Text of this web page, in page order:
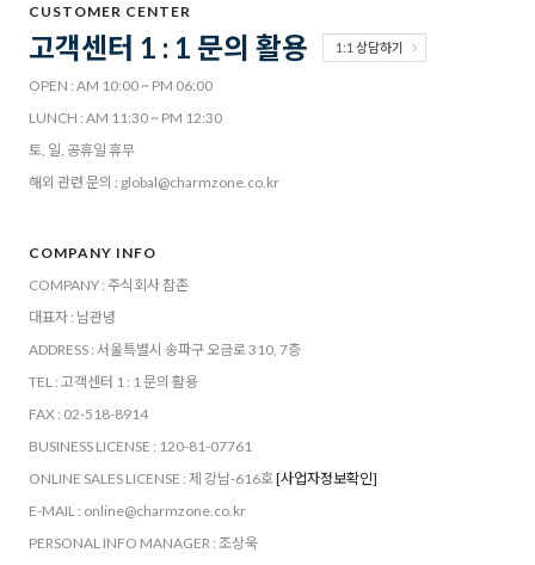
CUSTOMER CENTER
고객센터 1 : 1 문의 활용 1:1 상담하기
OPEN : AM 10:00 ~ PM 06:00
LUNCH : AM 11:30 ~ PM 12:30
토, 일, 공휴일 휴무
해외 관련 문의 : global@charmzone.co.kr
COMPANY INFO
COMPANY : 주식회사 참존
대표자 : 남관녕
ADDRESS : 서울특별시 송파구 오금로 310, 7층
TEL : 고객센터 1 : 1 문의 활용
FAX : 02-518-8914
BUSINESS LICENSE : 120-81-07761
ONLINE SALES LICENSE : 제 강남-616호[사업자정보확인]
E-MAIL : online@charmzone.co.kr
PERSONAL INFO MANAGER : 조상욱